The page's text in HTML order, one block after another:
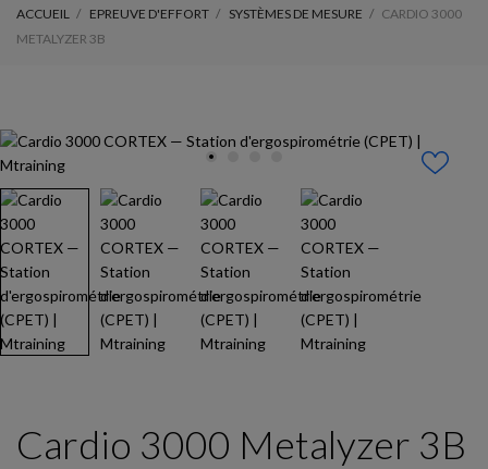
ACCUEIL EPREUVE D'EFFORT SYSTÈMES DE MESURE
CARDIO 3000
METALYZER 3B
Cardio 3000 Metalyzer 3B